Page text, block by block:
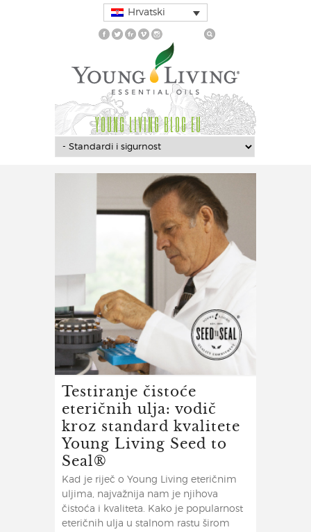
Hrvatski
YOUNG LIVING BLOG EU
Testiranje čistoće
eteričnih ulja: vodič
kroz standard kvalitete
Young Living Seed to
Seal®
Kad je riječ o Young Living eteričnim
uljima, najvažnija nam je njihova
čistoća i kvaliteta. Kako je popularnost
eteričnih ulja u stalnom rastu širom